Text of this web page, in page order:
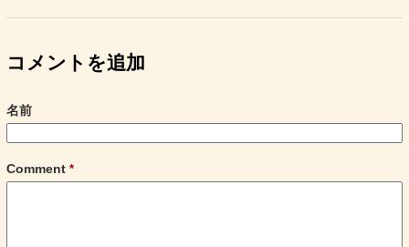
コメントを追加
名前
Comment *